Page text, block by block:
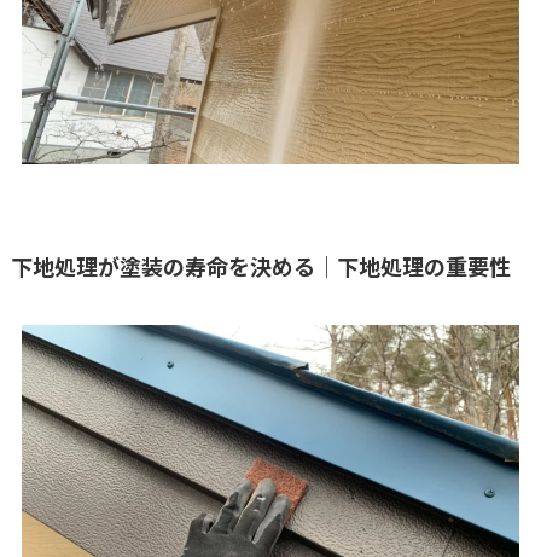
下地処理が塗装の寿命を決める｜下地処理の重要性